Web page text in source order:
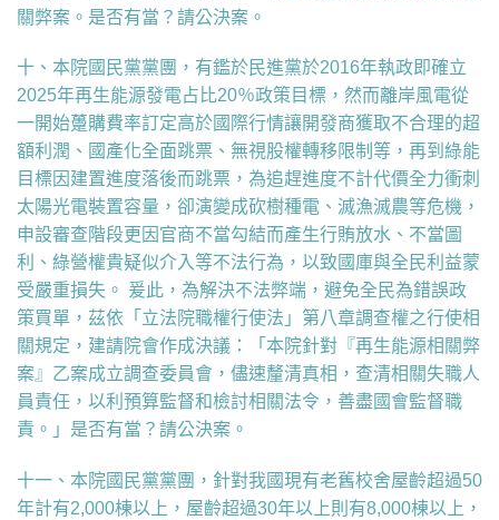
關弊案。是否有當？請公決案。
十、本院國民黨黨團，有鑑於民進黨於2016年執政即確立
2025年再生能源發電占比20％政策目標，然而離岸風電從
一開始躉購費率訂定高於國際行情讓開發商獲取不合理的超
額利潤、國產化全面跳票、無視股權轉移限制等，再到綠能
目標因建置進度落後而跳票，為追趕進度不計代價全力衝刺
太陽光電裝置容量，卻演變成砍樹種電、滅漁滅農等危機，
申設審查階段更因官商不當勾結而產生行賄放水、不當圖
利、綠營權貴疑似介入等不法行為，以致國庫與全民利益蒙
受嚴重損失。 爰此，為解決不法弊端，避免全民為錯誤政
策買單，茲依「立法院職權行使法」第八章調查權之行使相
關規定，建請院會作成決議：「本院針對『再生能源相關弊
案』乙案成立調查委員會，儘速釐清真相，查清相關失職人
員責任，以利預算監督和檢討相關法令，善盡國會監督職
責。」是否有當？請公決案。
十一、本院國民黨黨團， 針對我國現有老舊校舍屋齡超過50
年計有2,000棟以上，屋齡超過30年以上則有8,000棟以上，